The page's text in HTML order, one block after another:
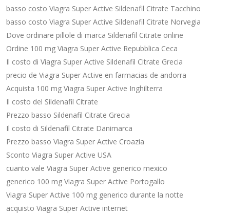
basso costo Viagra Super Active Sildenafil Citrate Tacchino
basso costo Viagra Super Active Sildenafil Citrate Norvegia
Dove ordinare pillole di marca Sildenafil Citrate online
Ordine 100 mg Viagra Super Active Repubblica Ceca
Il costo di Viagra Super Active Sildenafil Citrate Grecia
precio de Viagra Super Active en farmacias de andorra
Acquista 100 mg Viagra Super Active Inghilterra
Il costo del Sildenafil Citrate
Prezzo basso Sildenafil Citrate Grecia
Il costo di Sildenafil Citrate Danimarca
Prezzo basso Viagra Super Active Croazia
Sconto Viagra Super Active USA
cuanto vale Viagra Super Active generico mexico
generico 100 mg Viagra Super Active Portogallo
Viagra Super Active 100 mg generico durante la notte
acquisto Viagra Super Active internet